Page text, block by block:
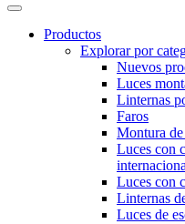
Productos
Explorar por
Nuevos
Luces
Linternas
Faros
Montura de
Luces con
Luces con
Linternas
Luces de